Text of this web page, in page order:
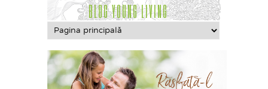
BLOG YOUNG LIVING